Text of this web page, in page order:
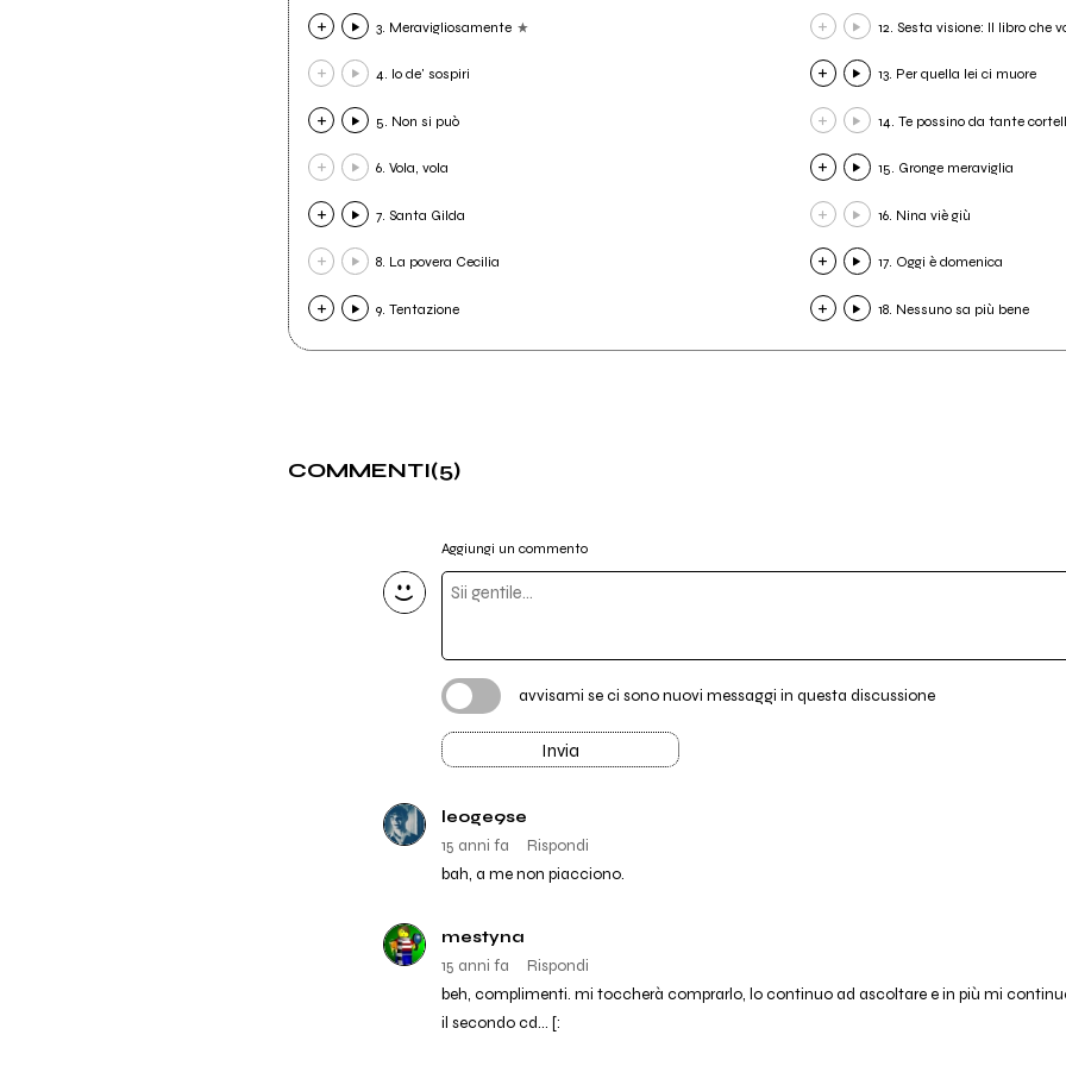
3. Meravigliosamente
4. Io de' sospiri
5. Non si può
6. Vola, vola
7. Santa Gilda
8. La povera Cecilia
9. Tentazione
12. Sesta visione: Il libro che
13. Per quella lei ci muore
14. Te possino da tante
15. Gronge meraviglia
16. Nina viè giù
17. Oggi è domenica
18. Nessuno sa più bene
COMMENTI(5)
Aggiungi un commento
avvisami se ci sono nuovi messaggi in questa discussione
Invia
leoge9se
15 anni fa
Rispondi
bah, a me non piacciono.
mestyna
15 anni fa
Rispondi
beh, complimenti. mi toccherà comprarlo, lo continuo ad ascoltare e in più mi
il secondo cd... [: